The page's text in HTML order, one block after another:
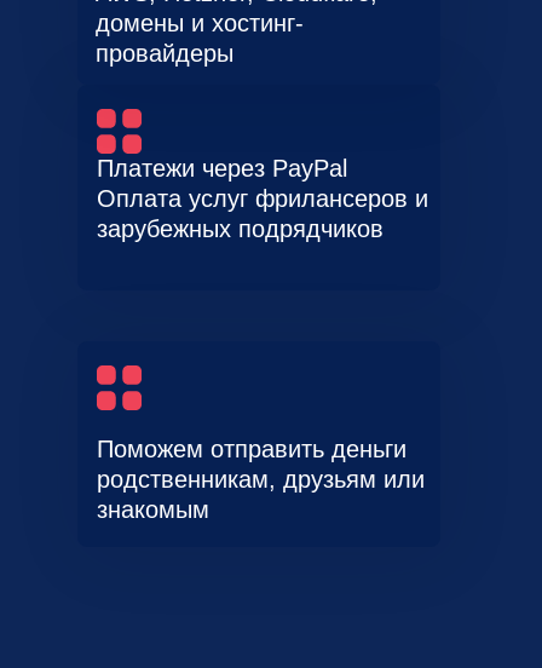
Платежи через PayPal
Оплата услуг фрилансеров и
зарубежных подрядчиков
домены и хостинг-
провайдеры
Поможем отправить деньги
родственникам, друзьям или
знакомым